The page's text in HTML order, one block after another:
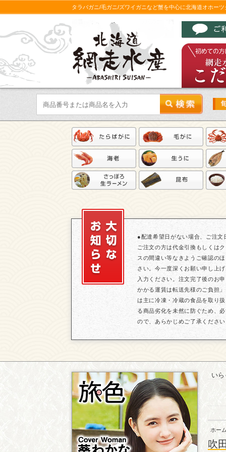
タラバガニ/毛ガニ/ズワイガニなど蟹を中心に北海道オホー
●配達希望日がない場合、ご注
ご注文の方は代金引換もしくは
スの間違い等なきようご確認の
さい。今一度深くお願い申し上
入力ください。注文完了後のお
かかる運賃は転送先様のご負担
は主に冷凍・冷蔵の食品を取り
る商品劣化を未然に防ぐため、
ので、あらかじめご了承くださ
い
ホー
吹